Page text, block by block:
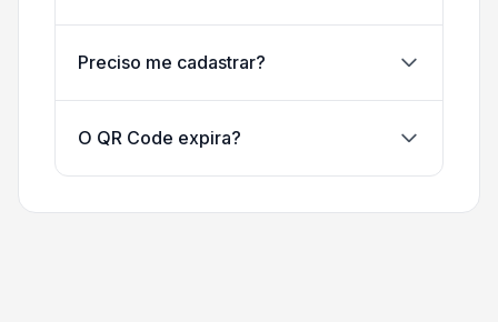
Preciso me cadastrar?
O QR Code expira?